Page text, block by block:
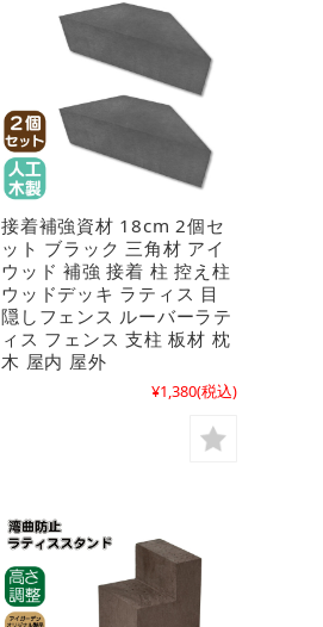
接着補強資材 18cm 2個セ
ット ブラック 三角材 アイ
ウッド 補強 接着 柱 控え柱
ウッドデッキ ラティス 目
隠しフェンス ルーバーラテ
ィス フェンス 支柱 板材 枕
木 屋内 屋外
¥1,380(税込)